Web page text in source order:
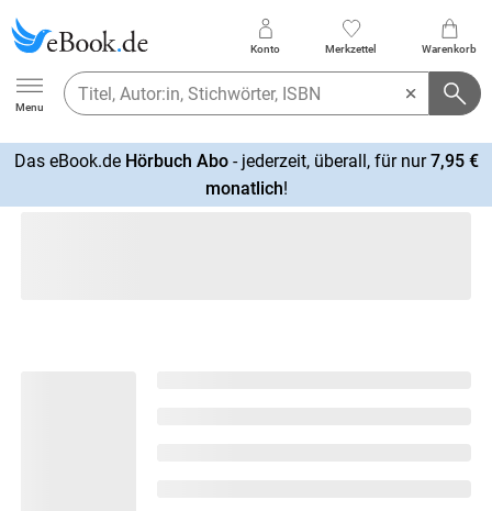
Ebook.de
Menu
Konto Merkzettel Warenkorb
Das eBook.de Hörbuch Abo- jederzeit, überall, für nur7,95 €
monatlich!